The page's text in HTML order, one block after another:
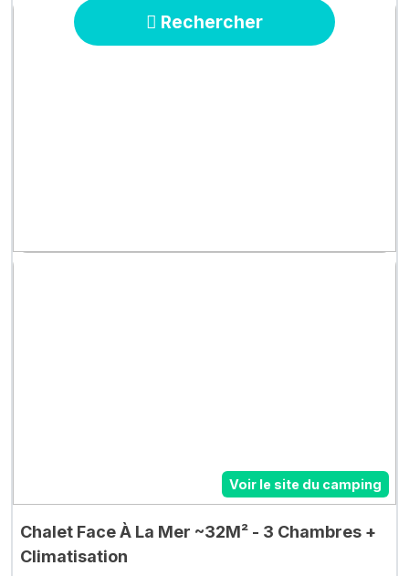
Rechercher
Voir le site du camping
Chalet Face À La Mer ~32M² - 3 Chambres +
Climatisation